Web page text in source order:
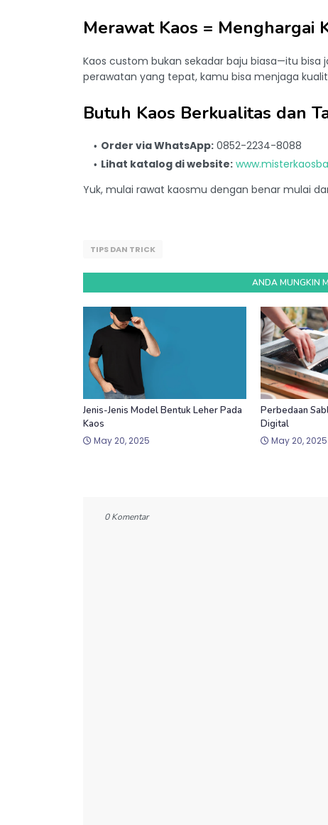
Merawat Kaos = Menghargai
Kaos custom bukan sekadar baju biasa—itu bisa
perawatan yang tepat, kamu bisa menjaga
Butuh Kaos Berkualitas dan
Order via WhatsApp: 0852-2234-8088
Lihat katalog di website:
Yuk, mulai rawat kaosmu dengan benar mulai
TIPS DAN TRICK
ANDA MUNGKIN
Jenis-Jenis Model Bentuk Leher Pada
Kaos
May 20, 2025
Perbedaan
Digital
May 20, 2025
0 Komentar